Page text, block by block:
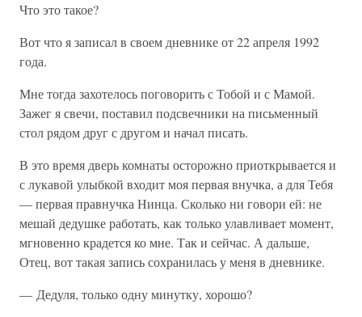
Что это такое?
Вот что я записал в своем дневнике от 22 апреля 1992
года.
Мне тогда захотелось поговорить с Тобой и с Мамой.
Зажег я свечи, поставил подсвечники на письменный
стол рядом друг с другом и начал писать.
В это время дверь комнаты осторожно приоткрывается и
с лукавой улыбкой входит моя первая внучка, а для Тебя
— первая правнучка Нинца. Сколько ни говори ей: не
мешай дедушке работать, как только улавливает момент,
мгновенно крадется ко мне. Так и сейчас. А дальше,
Отец, вот такая запись сохранилась у меня в дневнике.
— Дедуля, только одну минутку, хорошо?